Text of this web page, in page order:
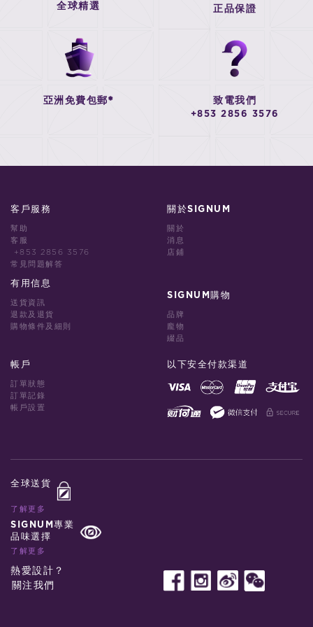
全球精選 正品保證
亞洲免費包郵* 致電我們
+853 2856 3576
客戶服務
幫助
客服
+853 2856 3576
常見問題解答
有用信息
送貨資訊
退款及退貨
購物條件及細則
關於SIGNUM
關於
消息
店鋪
SIGNUM購物
品牌
龐物
綴品
帳戶
訂單狀態
訂單記錄
帳戶設置
以下安全付款渠道
全球送貨
了解更多
SIGNUM專業
品味選擇
了解更多
熱愛設計？
關注我們